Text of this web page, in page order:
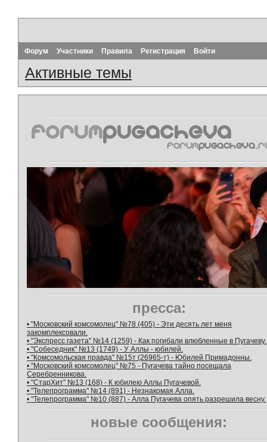
Форум Участники Правила Регистрация Войти
Активные темы
пресса:
• "Московский комсомолец" №78 (405) - Эти десять лет меня
закомплексовали.
• "Экспресс газета" №14 (1259) - Как погибали влюбленные в Пугачеву.
• "Собеседник" №13 (1749) - У Аллы - юбилей.
• "Комсомольская правда" №15т (26965-т) - Юбилей Примадонны.
• "Московский комсомолец" №75 - Пугачева тайно посещала
Серебренникова.
• "СтарХит" №13 (168) - К юбилею Аллы Пугачевой.
• "Телепрограмма" №14 (891) - Незнакомая Алла.
• "Телепрограмма" №10 (887) - Алла Пугачева опять разрешила весну.
новые сообщения: